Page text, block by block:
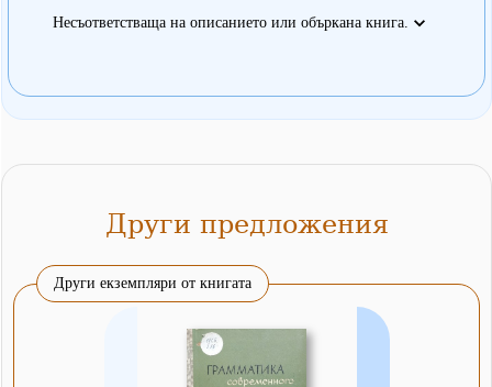
Несъответстваща на описанието или объркана книга.
Други предложения
Други екземпляри от книгата